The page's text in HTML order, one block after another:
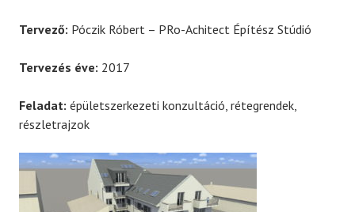
Tervező: Póczik Róbert – PRo-Achitect Építész Stúdió
Tervezés éve: 2017
Feladat: épületszerkezeti konzultáció, rétegrendek,
részletrajzok